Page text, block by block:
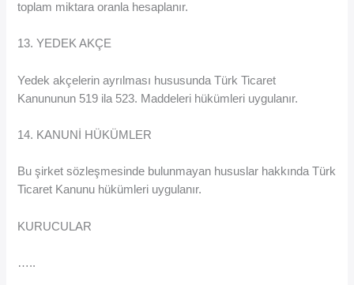
toplam miktara oranla hesaplanır.
13. YEDEK AKÇE
Yedek akçelerin ayrılması hususunda Türk Ticaret
Kanununun 519 ila 523. Maddeleri hükümleri uygulanır.
14. KANUNİ HÜKÜMLER
Bu şirket sözleşmesinde bulunmayan hususlar hakkında Türk
Ticaret Kanunu hükümleri uygulanır.
KURUCULAR
…..